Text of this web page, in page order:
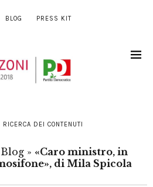
BLOG PRESS KIT
RICERCA DEI CONTENUTI
Blog » «Caro ministro, in
di Mila Spicola